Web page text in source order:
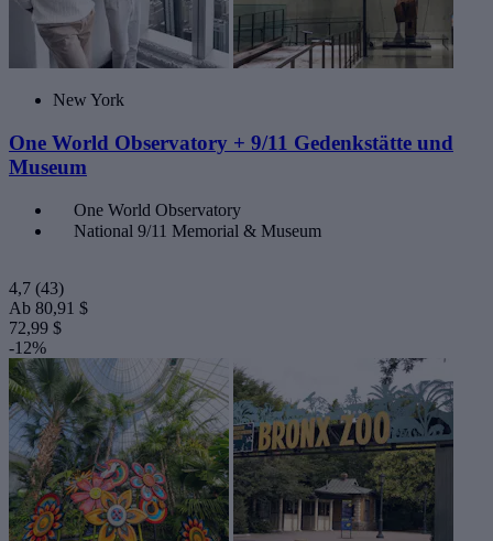
New York
One World Observatory + 9/11 Gedenkstätte und
Museum
One World Observatory
National 9/11 Memorial & Museum
4,7 (43)
Ab 80,91 $
72,99 $
-12%